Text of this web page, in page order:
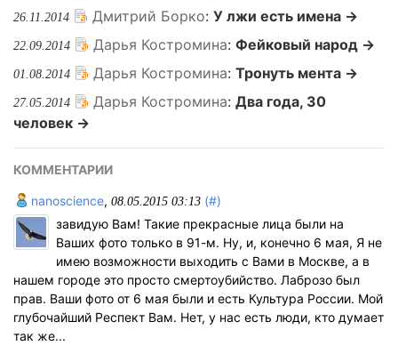
26.11.2014 Дмитрий Борко: У лжи есть имена →
22.09.2014 Дарья Костромина: Фейковый народ →
01.08.2014 Дарья Костромина: Тронуть мента →
27.05.2014 Дарья Костромина: Два года, 30
человек →
КОММЕНТАРИИ
nanoscience, 08.05.2015 03:13 (#)
завидую Вам! Такие прекрасные лица были на
Ваших фото только в 91-м. Ну, и, конечно 6 мая, Я не
имею возможности выходить с Вами в Москве, а в
нашем городе это просто смертоубийство. Лаброзо был
прав. Ваши фото от 6 мая были и есть Культура России. Мой
глубочайший Респект Вам. Нет, у нас есть люди, кто думает
так же...